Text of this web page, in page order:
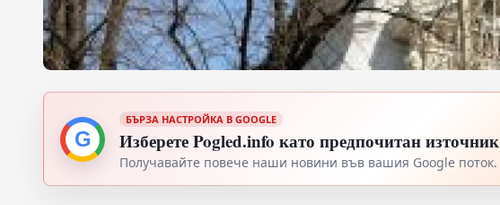
G
БЪРЗА НАСТРОЙКА В GOOGLE
Изберете Pogled.info като предпочитан източник
Получавайте повече наши новини във вашия Google поток.